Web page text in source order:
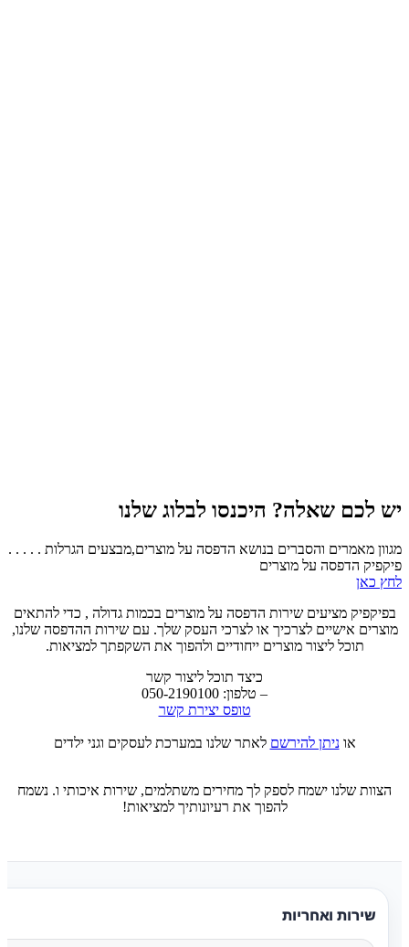
יש לכם שאלה? היכנסו לבלוג שלנו
מגוון מאמרים והסברים בנושא הדפסה על מוצרים,מבצעים הגרלות . . . . .
פיקפיק הדפסה על מוצרים
לחץ כאן
בפיקפיק מציעים שירות הדפסה על מוצרים בכמות גדולה , כדי להתאים
מוצרים אישיים לצרכיך או לצרכי העסק שלך. עם שירות ההדפסה שלנו,
תוכל ליצור מוצרים ייחודיים ולהפוך את השקפתך למציאות.
כיצד תוכל ליצור קשר
– טלפון: 050-2190100
טופס יצירת קשר
אוניתן להירשם לאתר שלנו במערכת לעסקים וגני ילדים
הצוות שלנו ישמח לספק לך מחירים משתלמים, שירות איכותי ו. נשמח
להפוך את רעיונותיך למציאות!
שירות ואחריות